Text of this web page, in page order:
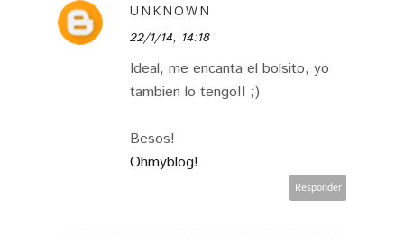
UNKNOWN
22/1/14, 14:18
Ideal, me encanta el bolsito, yo
tambien lo tengo!! ;)
Besos!
Ohmyblog!
Responder